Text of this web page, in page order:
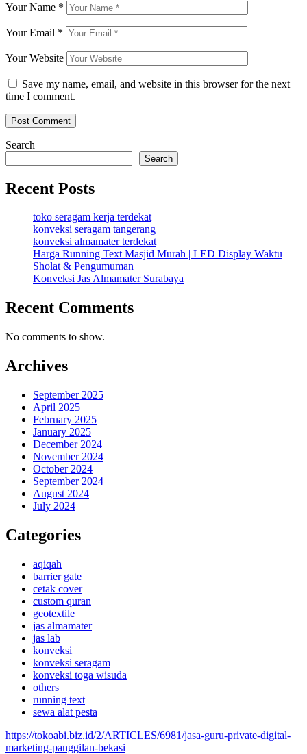
Your Name *
Your Email *
Your Website
Save my name, email, and website in this browser for the next
time I comment.
Search
Search
Recent Posts
toko seragam kerja terdekat
konveksi seragam tangerang
konveksi almamater terdekat
Harga Running Text Masjid Murah | LED Display Waktu
Sholat & Pengumuman
Konveksi Jas Almamater Surabaya
Recent Comments
No comments to show.
Archives
September 2025
April 2025
February 2025
January 2025
December 2024
November 2024
October 2024
September 2024
August 2024
July 2024
Categories
aqiqah
barrier gate
cetak cover
custom quran
geotextile
jas almamater
jas lab
konveksi
konveksi seragam
konveksi toga wisuda
others
running text
sewa alat pesta
https://tokoabi.biz.id/2/ARTICLES/6981/jasa-guru-private-digital-
marketing-panggilan-bekasi